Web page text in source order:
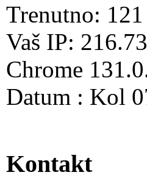
Trenutno:
Vaš IP:
Chrome
Datum : Kol
Kontakt